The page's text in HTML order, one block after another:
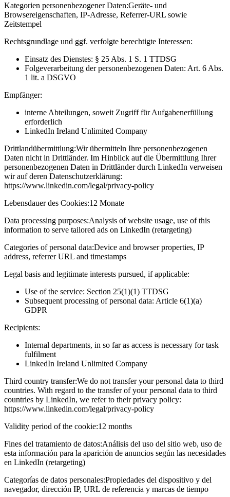
Kategorien personenbezogener Daten:Geräte- und
Browsereigenschaften, IP-Adresse, Referrer-URL sowie
Zeitstempel
Rechtsgrundlage und ggf. verfolgte berechtigte Interessen:
Einsatz des Dienstes: § 25 Abs. 1 S. 1 TTDSG
Folgeverarbeitung der personenbezogenen Daten: Art. 6 Abs.
1 lit. a DSGVO
Empfänger:
interne Abteilungen, soweit Zugriff für Aufgabenerfüllung
erforderlich
LinkedIn Ireland Unlimited Company
Drittlandübermittlung:Wir übermitteln Ihre personenbezogenen
Daten nicht in Drittländer. Im Hinblick auf die Übermittlung Ihrer
personenbezogenen Daten in Drittländer durch LinkedIn verweisen
wir auf deren Datenschutzerklärung:
https://www.linkedin.com/legal/privacy-policy
Lebensdauer des Cookies:12 Monate
Data processing purposes:Analysis of website usage, use of this
information to serve tailored ads on LinkedIn (retargeting)
Categories of personal data:Device and browser properties, IP
address, referrer URL and timestamps
Legal basis and legitimate interests pursued, if applicable:
Use of the service: Section 25(1)(1) TTDSG
Subsequent processing of personal data: Article 6(1)(a)
GDPR
Recipients:
Internal departments, in so far as access is necessary for task
fulfilment
LinkedIn Ireland Unlimited Company
Third country transfer:We do not transfer your personal data to third
countries. With regard to the transfer of your personal data to third
countries by LinkedIn, we refer to their privacy policy:
https://www.linkedin.com/legal/privacy-policy
Validity period of the cookie:12 months
Fines del tratamiento de datos:Análisis del uso del sitio web, uso de
esta información para la aparición de anuncios según las necesidades
en LinkedIn (retargeting)
Categorías de datos personales:Propiedades del dispositivo y del
navegador, dirección IP, URL de referencia y marcas de tiempo